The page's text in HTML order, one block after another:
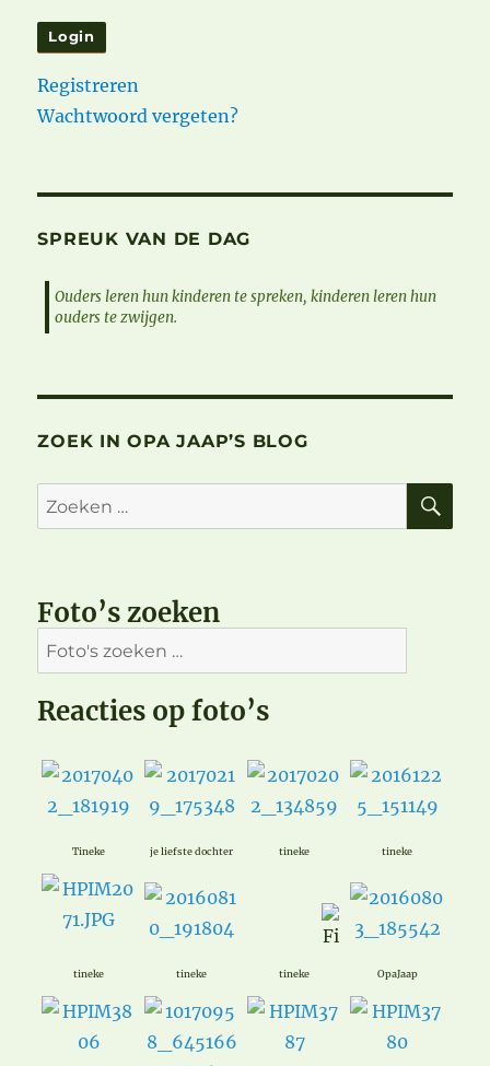
Registreren
Wachtwoord vergeten?
SPREUK VAN DE DAG
Ouders leren hun kinderen te spreken, kinderen leren hun
ouders te zwijgen.
ZOEK IN OPA JAAP’S BLOG
Zoeken
naar:
Foto’s zoeken
Reacties op foto’s
Tineke je liefste dochter tineke tineke
tineke tineke tineke OpaJaap